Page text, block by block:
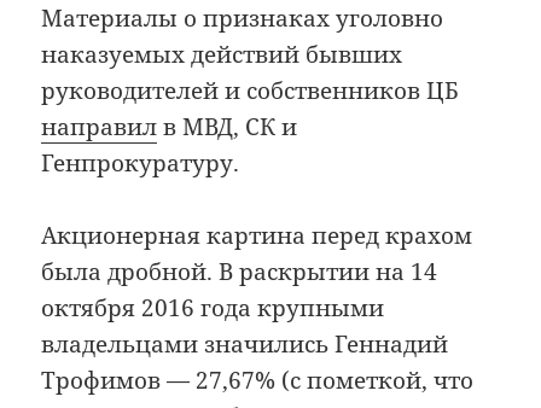
Материалы о признаках уголовно
наказуемых действий бывших
руководителей и собственников ЦБ
направилв МВД, СК и
Генпрокуратуру.
Акционерная картина перед крахом
была дробной. В раскрытии на 14
октября 2016 года крупными
владельцами значились Геннадий
Трофимов — 27,67% (с пометкой, что